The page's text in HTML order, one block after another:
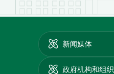
新闻媒体
政府机构和组织